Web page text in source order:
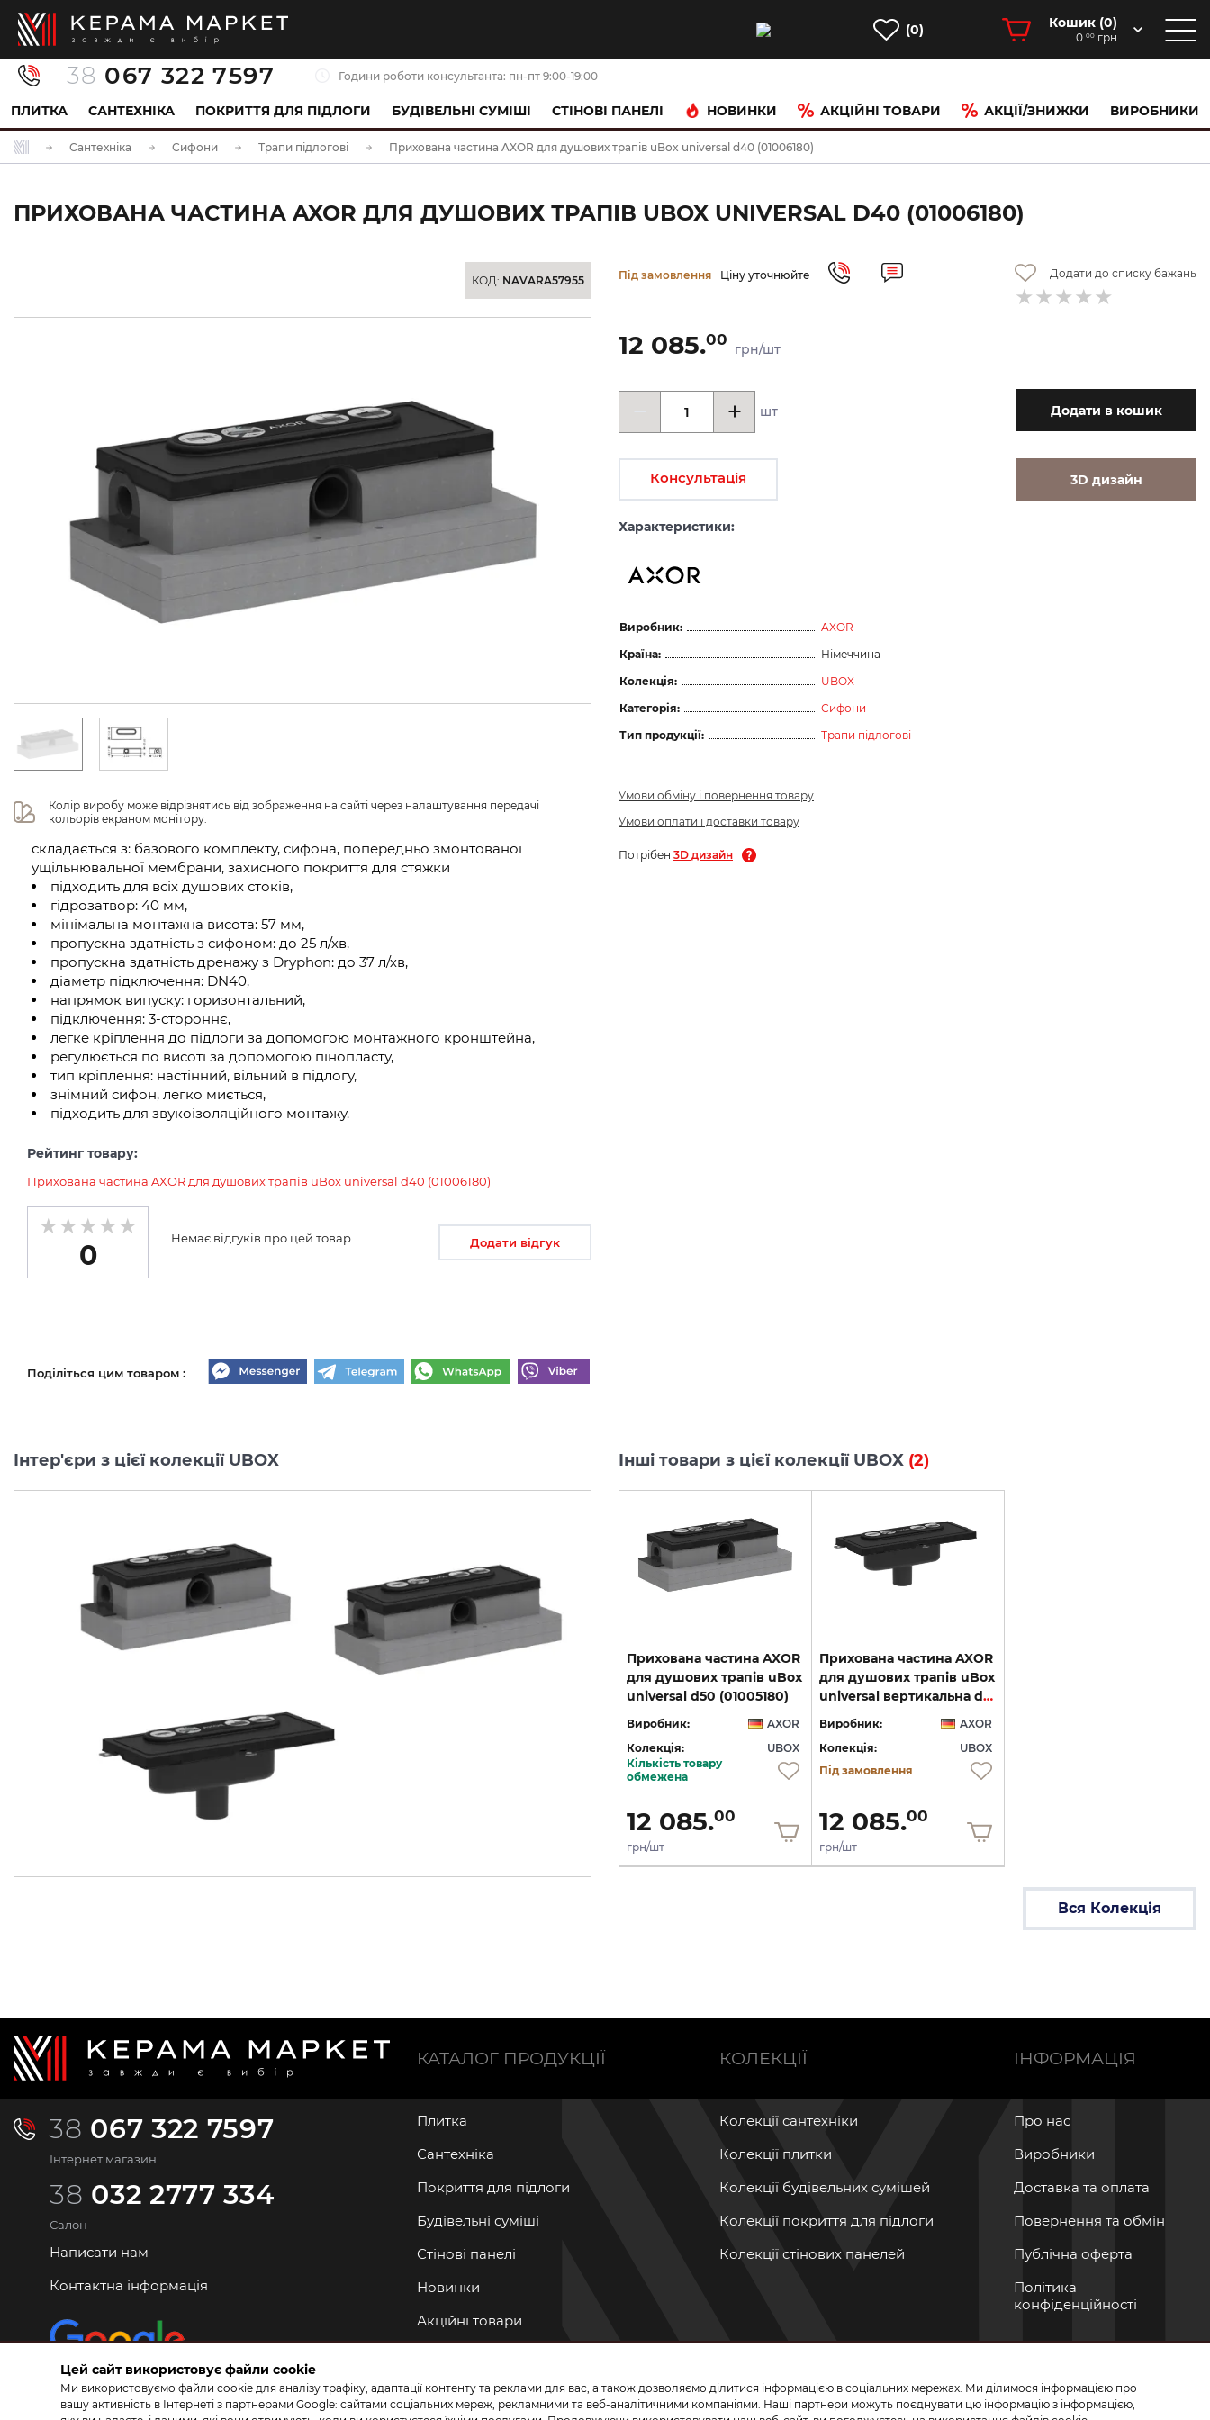
(0) Кошик (0)
0.00 грн
38 067 322 7597 Години роботи консультанта: пн-пт 9:00-19:00
ПЛИТКА САНТЕХНІКА ПОКРИТТЯ ДЛЯ ПІДЛОГИ БУДІВЕЛЬНІ СУМІШІ CТІНОВІ ПАНЕЛІ НОВИНКИ АКЦІЙНІ ТОВАРИ АКЦІЇ/ЗНИЖКИ ВИРОБНИКИ
Сантехніка Сифони Трапи підлогові Прихована частина AXOR для душових трапів uBox universal d40 (01006180)
ПРИХОВАНА ЧАСТИНА AXOR ДЛЯ ДУШОВИХ ТРАПІВ UBOX UNIVERSAL D40 (01006180)
КОД: NAVARA57955
Колір виробу може відрізнятись від зображення на сайті через налаштування передачі
кольорів екраном монітору.
складається з: базового комплекту, сифона, попередньо змонтованої
ущільнювальної мембрани, захисного покриття для стяжки
підходить для всіх душових стоків,
гідрозатвор: 40 мм,
мінімальна монтажна висота: 57 мм,
пропускна здатність з сифоном: до 25 л/хв,
пропускна здатність дренажу з Dryphon: до 37 л/хв,
діаметр підключення: DN40,
напрямок випуску: горизонтальний,
підключення: 3-стороннє,
легке кріплення до підлоги за допомогою монтажного кронштейна,
регулюється по висоті за допомогою пінопласту,
тип кріплення: настінний, вільний в підлогу,
знімний сифон, легко миється,
підходить для звукоізоляційного монтажу.
Під замовлення Ціну уточнюйте Додати до списку бажань
12 085.00
грн/шт
шт Додати в кошик
Консультація 3D дизайн
Характеристики:
Виробник:
AXOR
Країна:
Німеччина
Колекція:
UBOX
Категорія:
Сифони
Тип продукції:
Трапи підлогові
Умови обміну і повернення товару
Умови оплати і доставки товару
Потрібен 3D дизайн
Рейтинг товару:
Прихована частина AXOR для душових трапів uBox universal d40 (01006180)
0
Немає відгуків про цей товар Додати відгук
Поділіться цим товаром :
Інтер'єри з цієї колекції UBOX Інші товари з цієї колекції UBOX (2)
Прихована частина AXOR
для душових трапів uBox
universal d50 (01005180)
Виробник:
AXOR
Колекція:
UBOX
Кількість товару
обмежена
12 085.00
грн/шт
Прихована частина AXOR
для душових трапів uBox
universal вертикальна d50 (01007180)
Виробник:
AXOR
Колекція:
UBOX
Під замовлення
12 085.00
грн/шт
Вся Колекція
38 067 322 7597
Інтернет магазин
38 032 2777 334
Салон
Написати нам
Контактна інформація
КАТАЛОГ ПРОДУКЦІЇ
Плитка
Сантехніка
Покриття для підлоги
Будівельні суміші
Стінові панелі
Новинки
Акційні товари
КОЛЕКЦІЇ
Колекції сантехніки
Колекції плитки
Колекції будівельних сумішей
Колекції покриття для підлоги
Колекції стінових панелей
ІНФОРМАЦІЯ
Про нас
Виробники
Доставка та оплата
Повернення та обмін
Публічна оферта
Політика
конфіденційності
ПРИЄДНУЙТЕСЬ ДО НАС У СОЦМЕРЕЖАХ
Цей сайт використовує файли cookie
Ми використовуємо файли cookie для аналізу трафіку, адаптації контенту та реклами для вас, а також дозволяємо ділитися інформацією в соціальних мережах. Ми ділимося інформацією про
вашу активність в Інтернеті з партнерами Google: сайтами соціальних мереж, рекламними та веб-аналітичними компаніями. Наші партнери можуть поєднувати цю інформацію з інформацією,